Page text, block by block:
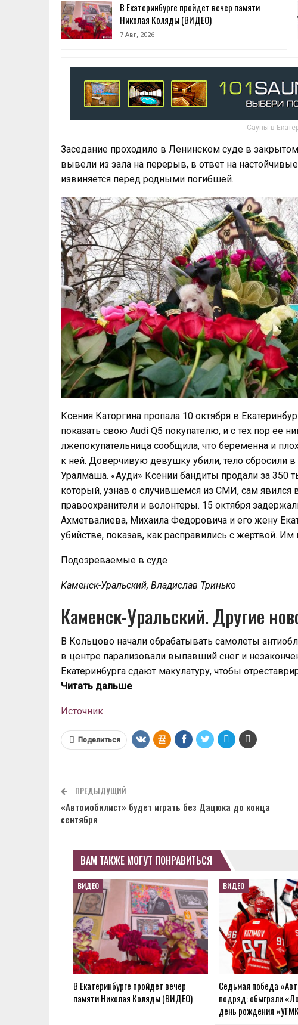
В Екатеринбурге пройдет вечер памяти
Николая Коляды (ВИДЕО)
7 Авг, 2026
Сауны в
Заседание проходило в Ленинском суде в
вывели из зала на перерыв, в ответ на
извиняется перед родными погибшей.
Ксения Каторгина пропала 10 октября в
показать свою Audi Q5 покупателю, и с тех пор ее
лжепокупательница сообщила, что беременна и
к ней. Доверчивую девушку убили, тело сбросили
Уралмаша. «Ауди» Ксении бандиты продали за 350
который, узнав о случившемся из СМИ, сам явился
правоохранители и волонтеры. 15 октября
Ахметвалиева, Михаила Федоровича и его жену
убийстве, показав, как расправились с жертвой.
Подозреваемые в суде
Каменск-Уральский, Владислав Тринько
Каменск-Уральский. Другие
В Кольцово начали обрабатывать самолеты
в центре парализовали выпавший снег и
Екатеринбурга сдают макулатуру, чтобы
Читать дальше
Источник
Поделиться
ПРЕДЫДУЩИЙ
«Автомобилист» будет играть без Дацюка до конца
сентября
ВАМ ТАКЖЕ МОГУТ ПОНРАВИТЬСЯ
ВИДЕО
В Екатеринбурге пройдет вечер
памяти Николая Коляды (ВИДЕО)
ВИДЕО
Седьмая победа
подряд: обыграли
день рождения